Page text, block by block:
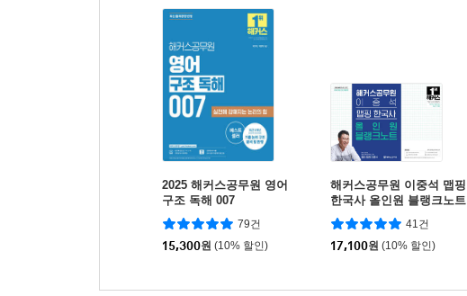
2025 해커스공무원 영어
구조 독해 007
79건
15,300원 (10% 할인)
해커스공무원 이중석 맵핑
한국사 올인원 블랭크노트
41건
17,100원 (10% 할인)